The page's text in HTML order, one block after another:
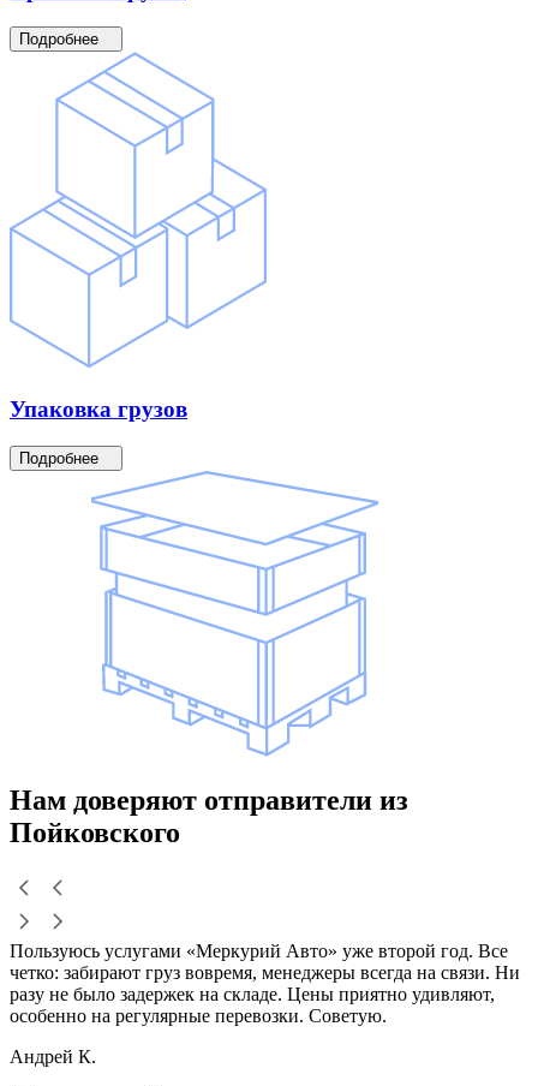
Подробнее
Упаковка грузов
Подробнее
Нам доверяют отправители из
Пойковского
Пользуюсь услугами «Меркурий Авто» уже второй год. Все
четко: забирают груз вовремя, менеджеры всегда на связи. Ни
разу не было задержек на складе. Цены приятно удивляют,
особенно на регулярные перевозки. Советую.
Андрей К.